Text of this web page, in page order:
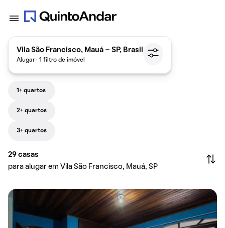
Vila São Francisco, Mauá - SP, Brasil
Alugar · 1 filtro de imóvel
1+ quartos
2+ quartos
3+ quartos
29 casas
para alugar em Vila São Francisco, Mauá, SP